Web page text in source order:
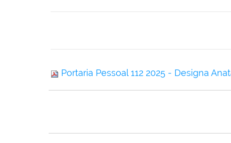
Portaria Pessoal 112 2025 - Designa